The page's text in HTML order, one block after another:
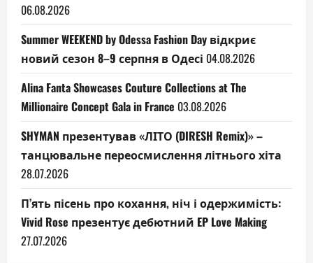
06.08.2026
Summer WEEKEND by Odessa Fashion Day відкриє
новий сезон 8–9 серпня в Одесі 04.08.2026
Alina Fanta Showcases Couture Collections at The
Millionaire Concept Gala in France 03.08.2026
SHYMAN презентував «ЛІТО (DIRESH Remix)» –
танцювальне переосмислення літнього хіта
28.07.2026
П’ять пісень про кохання, ніч і одержимість:
Vivid Rose презентує дебютний EP Love Making
27.07.2026